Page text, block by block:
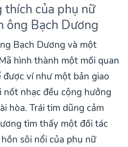
thích của phụ nữ
ông Bạch Dương
Bạch Dương và một
hình thành một mối quan
ví như một bản giao
nốt nhạc đều cộng hưởng
hòa. Trái tim dũng cảm
tìm thấy một đối tác
sôi nổi của phụ nữ